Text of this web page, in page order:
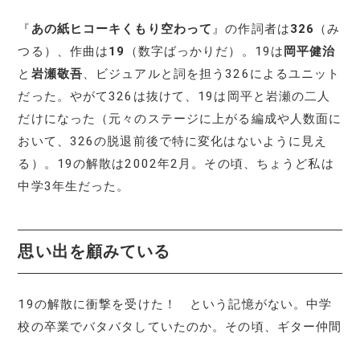
『あの紙ヒコーキくもり空わって 』の作詞者は326
（み
つる）、作曲は19 （数字ばっかりだ）。19は 岡平健治
と 岩瀬敬吾、ビジュアルと詞を担う326によるユニット
だった。やがて326は抜けて、19は岡平と岩瀬の二人
だけになった（元々のステージに上がる編成や人数面に
おいて、326の脱退前後で特に変化はないように見え
る）。19の解散は2002年2月。その頃、ちょうど私は
中学3年生だった。
思い出を顧みている
19の解散に衝撃を受けた！ という記憶がない。中学
校の卒業でバタバタしていたのか。その頃、ギター仲間